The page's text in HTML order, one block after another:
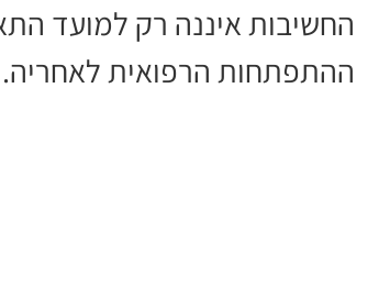
החשיבות איננה רק למועד
ההתפתחות הרפואית לאחריה.